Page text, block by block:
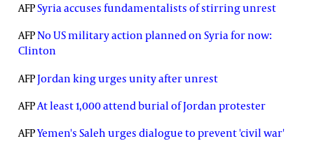
AFPSyria accuses fundamentalists of stirring unrest
AFPNo US military action planned on Syria for now:
Clinton
AFPJordan king urges unity after unrest
AFPAt least 1,000 attend burial of Jordan protester
AFPYemen's Saleh urges dialogue to prevent 'civil war'